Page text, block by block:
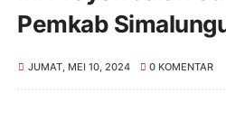
Pemkab
JUMAT, MEI 10, 2024 0 KOMENTAR